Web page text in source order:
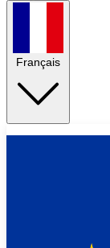
Français